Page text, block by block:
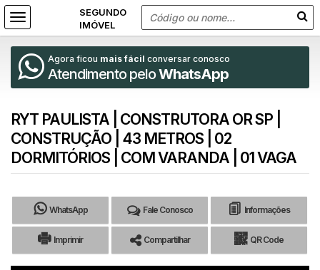
Agora ficou mais fácil conversar conosco
Atendimento peloWhatsApp
RYT PAULISTA | CONSTRUTORA OR SP |
CONSTRUÇÃO | 43 METROS | 02
DORMITÓRIOS | COM VARANDA | 01 VAGA
WhatsApp Fale Conosco Informações
Imprimir Compartilhar QR Code